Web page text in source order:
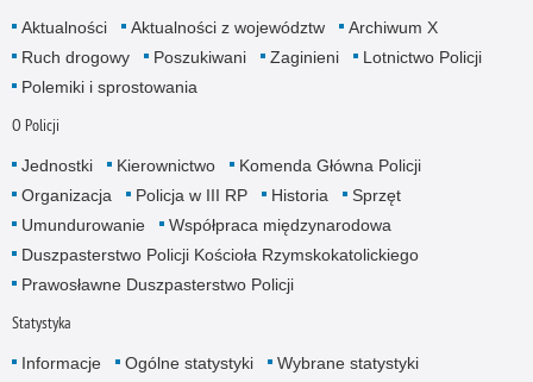
Aktualności Aktualności z województw
Archiwum X
Ruch drogowy
Poszukiwani Zaginieni
Lotnictwo Policji
Polemiki i sprostowania
O Policji
Jednostki Kierownictwo
Komenda Główna Policji
Organizacja
Policja w III RP Historia
Sprzęt
Umundurowanie
Współpraca międzynarodowa
Duszpasterstwo Policji Kościoła Rzymskokatolickiego
Prawosławne Duszpasterstwo Policji
Statystyka
Informacje Ogólne statystyki
Wybrane statystyki